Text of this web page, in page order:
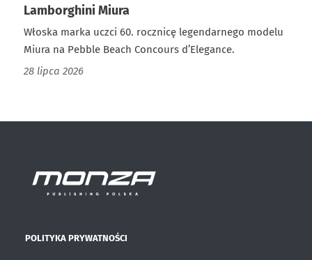
Lamborghini Miura
Włoska marka uczci 60. rocznicę legendarnego modelu
Miura na Pebble Beach Concours d’Elegance.
28 lipca 2026
POLITYKA PRYWATNOŚCI